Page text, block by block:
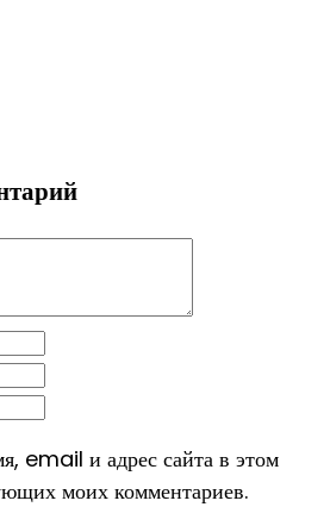
email и адрес сайта в этом
моих комментариев.